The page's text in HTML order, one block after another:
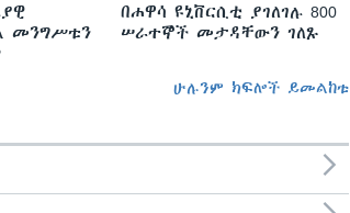
መንግሥቱን
በሐዋሳ ዩኒቨርሲቲ ያገለገሉ 800
ሠራተኞች መታዳቸውን ገለጹ
ሁሉንም ክፍሎች ይመልከቱ